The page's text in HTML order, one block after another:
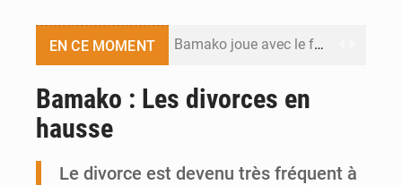
EN CE MOMENT Bamako joue avec le feu
Bamako : Les divorces en
hausse
Le divorce est devenu très fréquent à